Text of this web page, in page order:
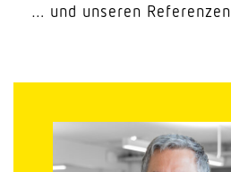
… und unseren Referenzen